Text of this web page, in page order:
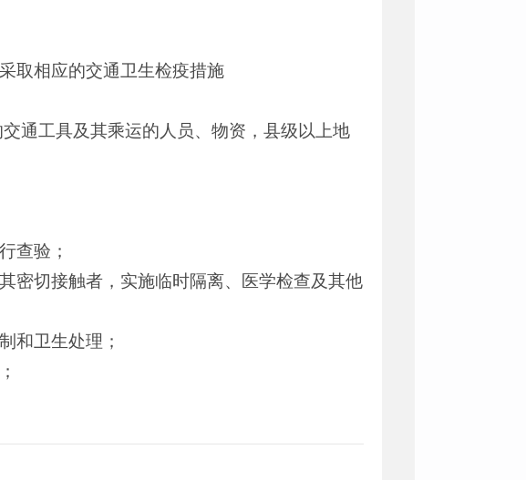
取相应的交通卫生检疫措施
通工具及其乘运的人员、物资，县级以上地
查验；
密切接触者，实施临时隔离、医学检查及其他
和卫生处理；